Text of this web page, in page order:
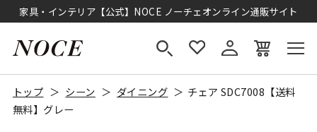
家具・インテリア【公式】NOCE ノーチェオンライン通販サイト
トップ シーン ダイニング
チェア SDC7008【送料
無料】グレー